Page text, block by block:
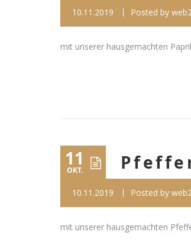
10.11.2019 Posted by
mit unserer hausgemachten
11
OKT.
10.11.2019 Posted by
mit unserer hausgemachten